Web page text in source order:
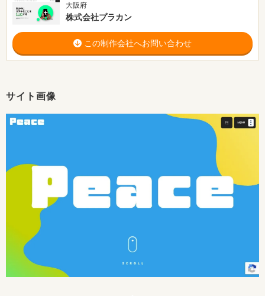
サイト画像
大阪府
株式会社プラカン
この制作会社へお問い合わせ